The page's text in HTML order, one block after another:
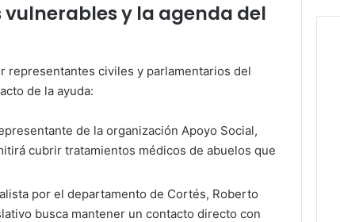
vulnerables y la agenda del
representantes civiles y parlamentarios del
de la ayuda:
de la organización Apoyo Social,
cubrir tratamientos médicos de abuelos que
por el departamento de Cortés, Roberto
busca mantener un contacto directo con